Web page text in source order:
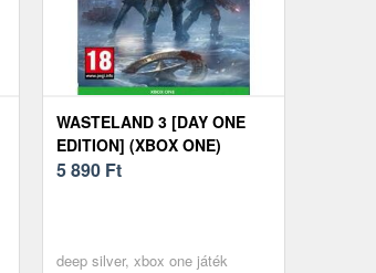
WASTELAND 3 [DAY ONE
EDITION] (XBOX ONE)
5 890 Ft
deep silver, xbox one játék